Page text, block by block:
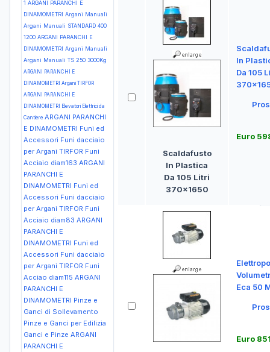
1 ARGANI PARANCHI E
DINAMOMETRI Argani Manuali
Argani Manuali STANDARD 400
1200 ARGANI PARANCHI E
DINAMOMETRI Argani Manuali
Argani Manuali TS 250 3000Kg
ARGANI PARANCHI E
DINAMOMETRI Argani TIRFOR
ARGANI PARANCHI E
DINAMOMETRI Elevatori Elettrici da
Cantiere ARGANI PARANCHI
E DINAMOMETRI Funi ed
Accessori Funi dacciaio
per Argani TIRFOR Funi
Acciaio diam163 ARGANI
PARANCHI E
DINAMOMETRI Funi ed
Accessori Funi dacciaio
per Argani TIRFOR Funi
Acciaio diam83 ARGANI
PARANCHI E
DINAMOMETRI Funi ed
Accessori Funi dacciaio
per Argani TIRFOR Funi
Acciao diam115 ARGANI
PARANCHI E
DINAMOMETRI Pinze e
Ganci di Sollevamento
Pinze e Ganci per Edilizia
Ganci e Pinze ARGANI
PARANCHI E
Scaldafusto
In Plastica
Da 105 Litri
370x1650
In
Da 105
Euro
Eca 50
Euro